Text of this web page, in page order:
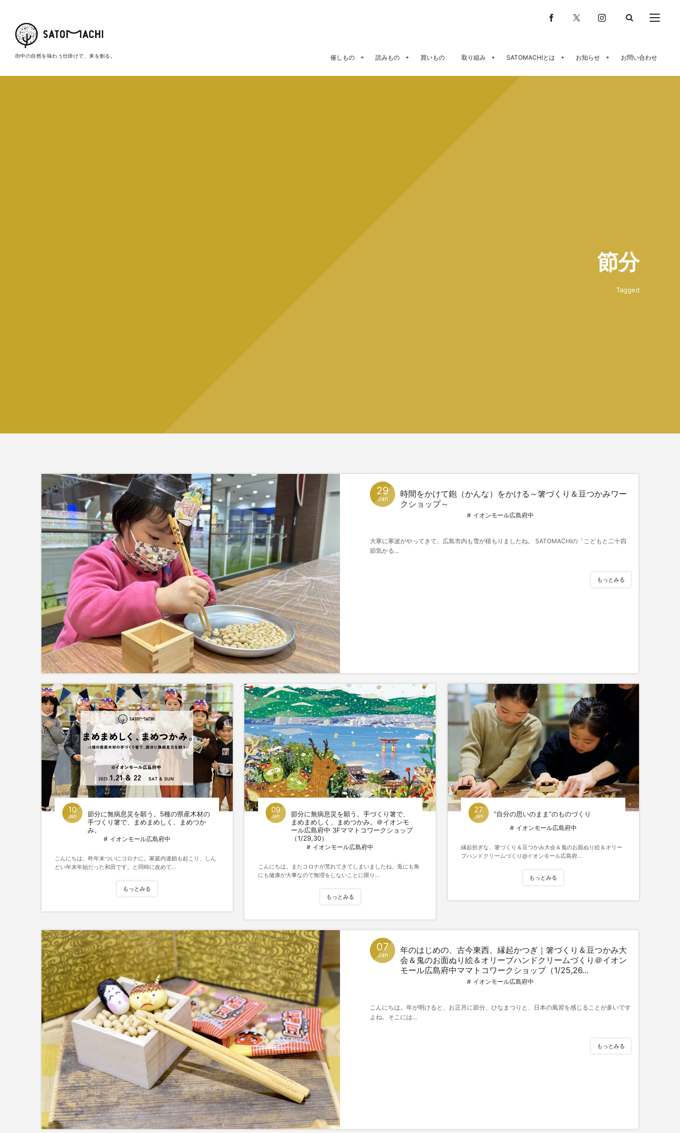
街中の自然を味わう仕掛けで、来を創る。 催しもの 読みもの 買いもの 取り組み SATOMACHIとは お知らせ お問い合わせ
節分
Tagged
29
Jan
時間をかけて鉋（かんな）をかける～箸づくり＆豆つかみワー
クショップ～
イオンモール広島府中
大寒に寒波がやってきて、広島市内も雪が積もりましたね。 SATOMACHIの「こどもと二十四
節気かる...
もっとみる
10
Jan
節分に無病息災を願う。5種の県産木材の
手づくり箸で、まめまめしく、まめつか
み。
イオンモール広島府中
こんにちは。昨年末ついにコロナに。家庭内連鎖も起こり、しん
どい年末年始だった和田です。と同時に改めて...
もっとみる
09
Jan
節分に無病息災を願う。手づくり箸で、
まめまめしく、まめつかみ。＠イオンモ
ール広島府中 3Fママトコワークショップ
（1/29,30）
イオンモール広島府中
こんにちは。またコロナが荒れてきてしまいましたね。兎にも角
にも健康が大事なので無理をしないことに限り...
もっとみる
27
Jan “自分の思いのまま”のものづくり
イオンモール広島府中
縁起担ぎな、箸づくり＆豆つかみ大会＆鬼のお面ぬり絵＆オリー
ブハンドクリームづくり@イオンモール広島府...
もっとみる
07
Jan
年のはじめの、古今東西、縁起かつぎ｜箸づくり＆豆つかみ大
会＆鬼のお面ぬり絵＆オリーブハンドクリームづくり＠イオン
モール広島府中ママトコワークショップ（1/25,26...
イオンモール広島府中
こんにちは。年が明けると、お正月に節分、ひなまつりと、日本の風習を感じることが多いです
よね。そこには...
もっとみる